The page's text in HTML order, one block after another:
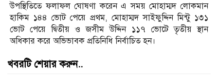
উপস্থিতিতে ফলাফল ঘোষণা করেন এ সময় মোহাম্মদ লোকমান
হাকিম ১৪৪ ভোট পেয়ে প্রথম, মোহাম্মদ সাইফুদ্দিন মিন্টু ১৩১
ভোট পেয়ে দ্বিতীয় ও জসীম উদ্দিন ১১৭ ভোটে তৃতীয় স্থান
অধিকার করে অভিভাবক প্রতিনিধি নির্বাচিত হন।
খবরটি শেয়ার করুন..